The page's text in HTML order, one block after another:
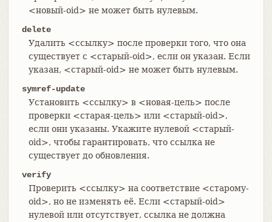
<новый-oid> не может быть нулевым.
delete
Удалить <ссылку> после проверки того, что она
существует с <старый-oid>, если он указан. Если
указан, <старый-oid> не может быть нулевым.
symref-update
Установить <ссылку> в <новая-цель> после
проверки <старая-цель> или <старый-oid>,
если они указаны. Укажите нулевой <старый-
oid>, чтобы гарантировать, что ссылка не
существует до обновления.
verify
Проверить <ссылку> на соответствие <старому-
oid>, но не изменять её. Если <старый-oid>
нулевой или отсутствует, ссылка не должна